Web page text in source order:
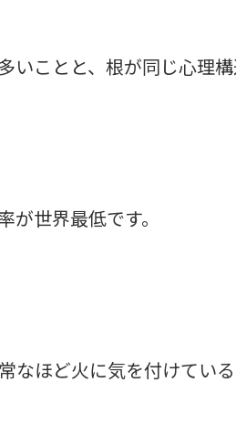
ことと、根が同じ心理構
が世界最低です。
なほど火に気を付けている